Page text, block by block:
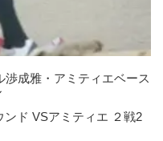
渉成雅・アミティエベース
ド VSアミティエ ２戦2